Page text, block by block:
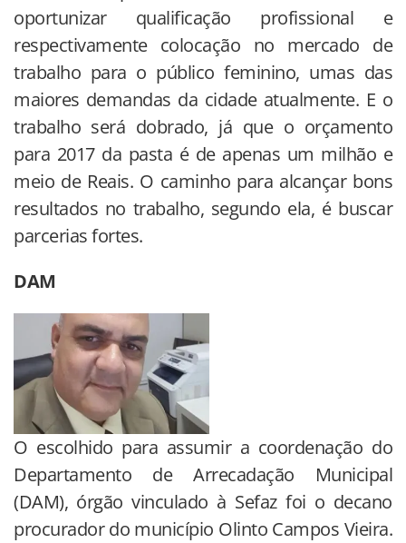
oportunizar qualificação profissional e
respectivamente colocação no mercado de
trabalho para o público feminino, umas das
maiores demandas da cidade atualmente. E o
trabalho será dobrado, já que o orçamento
para 2017 da pasta é de apenas um milhão e
meio de Reais. O caminho para alcançar bons
resultados no trabalho, segundo ela, é buscar
parcerias fortes.
DAM
O escolhido para assumir a coordenação do
Departamento de Arrecadação Municipal
(DAM), órgão vinculado à Sefaz foi o decano
procurador do município Olinto Campos Vieira.